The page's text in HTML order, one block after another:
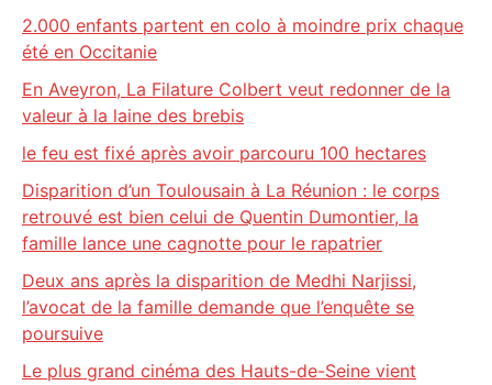
2.000 enfants partent en colo à moindre prix chaque
été en Occitanie
En Aveyron, La Filature Colbert veut redonner de la
valeur à la laine des brebis
le feu est fixé après avoir parcouru 100 hectares
Disparition d’un Toulousain à La Réunion : le corps
retrouvé est bien celui de Quentin Dumontier, la
famille lance une cagnotte pour le rapatrier
Deux ans après la disparition de Medhi Narjissi,
l’avocat de la famille demande que l’enquête se
poursuive
Le plus grand cinéma des Hauts-de-Seine vient